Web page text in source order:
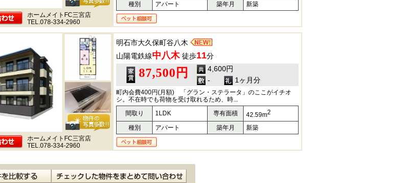
種別 アパート 築年月
新築
ホームメイトFC三宮店
TEL.078-334-2960
明石市大久保町谷八木
山陽電鉄線中八木徒歩11分
87,500円
4,600円
-
1ヶ月分
町内会費400円(月額) 「グラン・ステラータ」のここがイチオ
シ。不在時でも荷物を受け取れるため、時...
間取り
1LDK 専有面積 42.59m2
種別 アパート 築年月
新築
ホームメイトFC三宮店
TEL.078-334-2960